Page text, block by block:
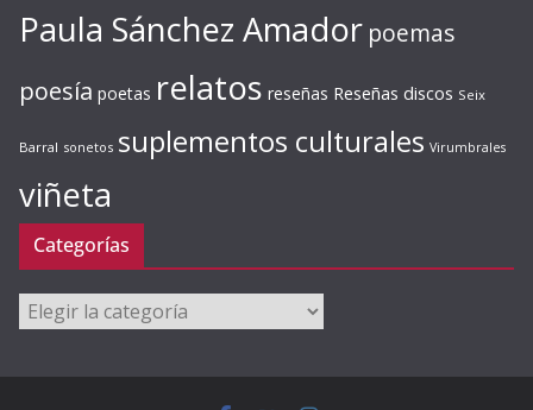
Paula Sánchez Amador poemas
poesía poetas relatos reseñas Reseñas discos Seix
Barral sonetos suplementos culturales Virumbrales
viñeta
Categorías
Categorías